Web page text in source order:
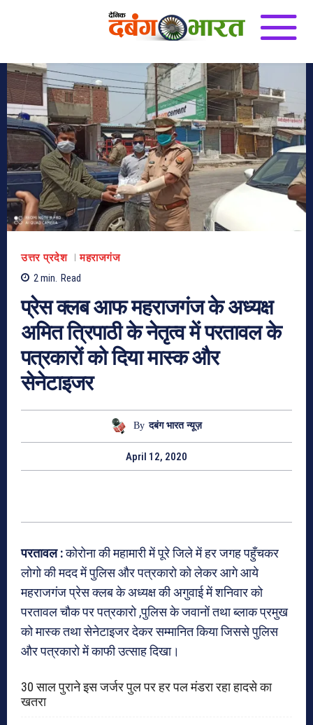
उत्तर प्रदेश
महराजगंज
2min. Read
प्रेस क्लब आफ महराजगंज के अध्यक्ष
अमित त्रिपाठी के नेतृत्व में परतावल के
पत्रकारों को दिया मास्क और
सेनेटाइजर
By दबंग भारत न्यूज़
April 12, 2020
परतावल :कोरोना की महामारी में पूरे जिले में हर जगह पहुँचकर
लोगो की मदद में पुलिस और पत्रकारो को लेकर आगे आये
महराजगंज प्रेस क्लब के अध्यक्ष की अगुवाई में शनिवार को
परतावल चौक पर पत्रकारो ,पुलिस के जवानों तथा ब्लाक प्रमुख
को मास्क तथा सेनेटाइजर देकर सम्मानित किया जिससे पुलिस
और पत्रकारो में काफी उत्साह दिखा।
30 साल पुराने इस जर्जर पुल पर हर पल मंडरा रहा हादसे का
खतरा